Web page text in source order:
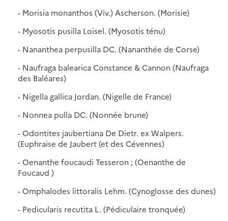
- Morisia monanthos (Viv.) Ascherson. (Morisie)
- Myosotis pusilla Loisel. (Myosotis ténu)
- Nananthea perpusilla DC. (Nananthée de Corse)
- Naufraga balearica Constance & Cannon (Naufraga
des Baléares)
- Nigella gallica Jordan. (Nigelle de France)
- Nonnea pulla DC. (Nonnée brune)
- Odontites jaubertiana De Dietr. ex Walpers.
(Euphraise de Jaubert (et des Cévennes)
- Oenanthe foucaudi Tesseron ; (Oenanthe de
Foucaud )
- Omphalodes littoralis Lehm. (Cynoglosse des dunes)
- Pedicularis recutita L. (Pédiculaire tronquée)